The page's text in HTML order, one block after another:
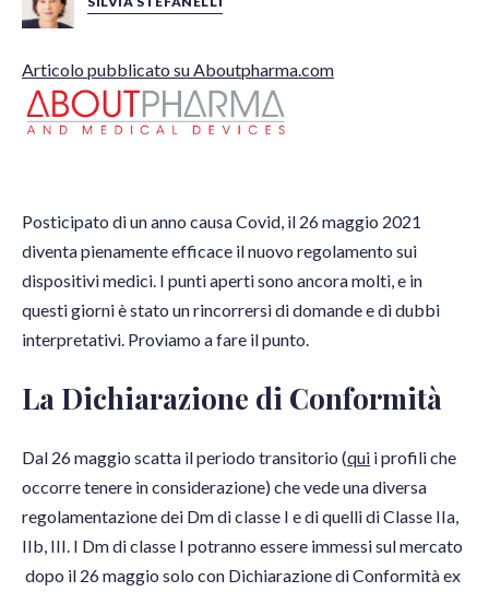
Articolo pubblicato su Aboutpharma.com
Posticipato di un anno causa Covid, il 26 maggio 2021
diventa pienamente efficace il nuovo regolamento sui
dispositivi medici. I punti aperti sono ancora molti, e in
questi giorni è stato un rincorrersi di domande e di dubbi
interpretativi. Proviamo a fare il punto.
La Dichiarazione di Conformità
Dal 26 maggio scatta il periodo transitorio (qui i profili che
occorre tenere in considerazione) che vede una diversa
regolamentazione dei Dm di classe I e di quelli di Classe IIa,
IIb, III. I Dm di classe I potranno essere immessi sul mercato
dopo il 26 maggio solo con Dichiarazione di Conformità ex